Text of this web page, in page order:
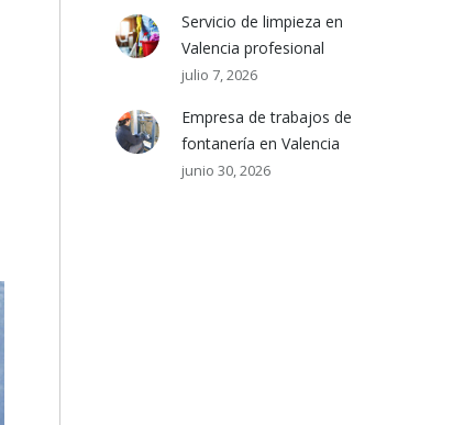
Servicio de limpieza en
Valencia profesional
julio 7, 2026
Empresa de trabajos de
fontanería en Valencia
junio 30, 2026